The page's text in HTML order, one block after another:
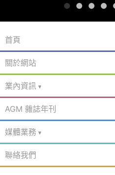
首頁
關於網站
業內資訊
AGM 雜誌年刊
媒體業務
聯絡我們